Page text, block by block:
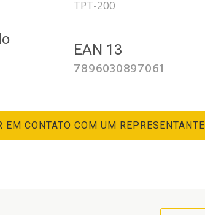
TPT-200
EAN 13
7896030897061
EM CONTATO COM UM REPRESENTANTE